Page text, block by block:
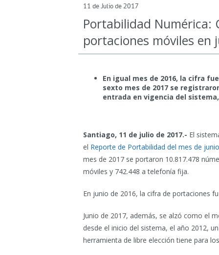
11 de Julio de 2017
Portabilidad Numérica:
portaciones móviles en
En igual mes de 2016, la cifra
sexto mes de 2017 se
entrada en vigencia del
Santiago, 11 de julio de 2017.- El
el Reporte de Portabilidad del mes de
mes de 2017 se portaron 10.817.478
móviles y 742.448 a telefonía fija.
En junio de 2016, la cifra de portaciones
Junio de 2017, además, se alzó como el
desde el inicio del sistema, el año 2012,
herramienta de libre elección tiene para